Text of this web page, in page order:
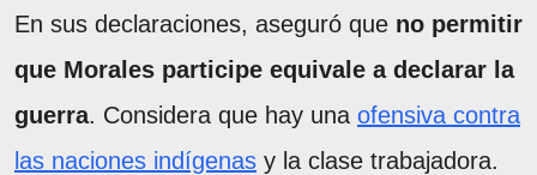
En sus declaraciones, aseguró que no permitir
que Morales participe equivale a declarar la
guerra. Considera que hay una ofensiva contra
las naciones indígenas y la clase trabajadora.